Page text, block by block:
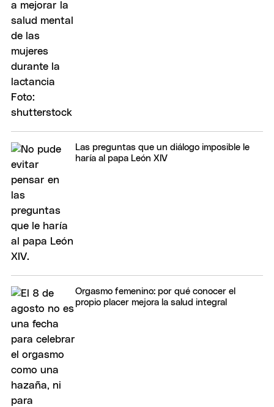
Las preguntas que un diálogo imposible le
haría al papa León XIV
Orgasmo femenino: por qué conocer el
propio placer mejora la salud integral